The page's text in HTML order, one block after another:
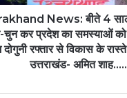
News: बीते 4 साल
कर प्रदेश का समस्याओं को
रफ्तार से विकास के
उत्तराखंड- अमित शाह…..